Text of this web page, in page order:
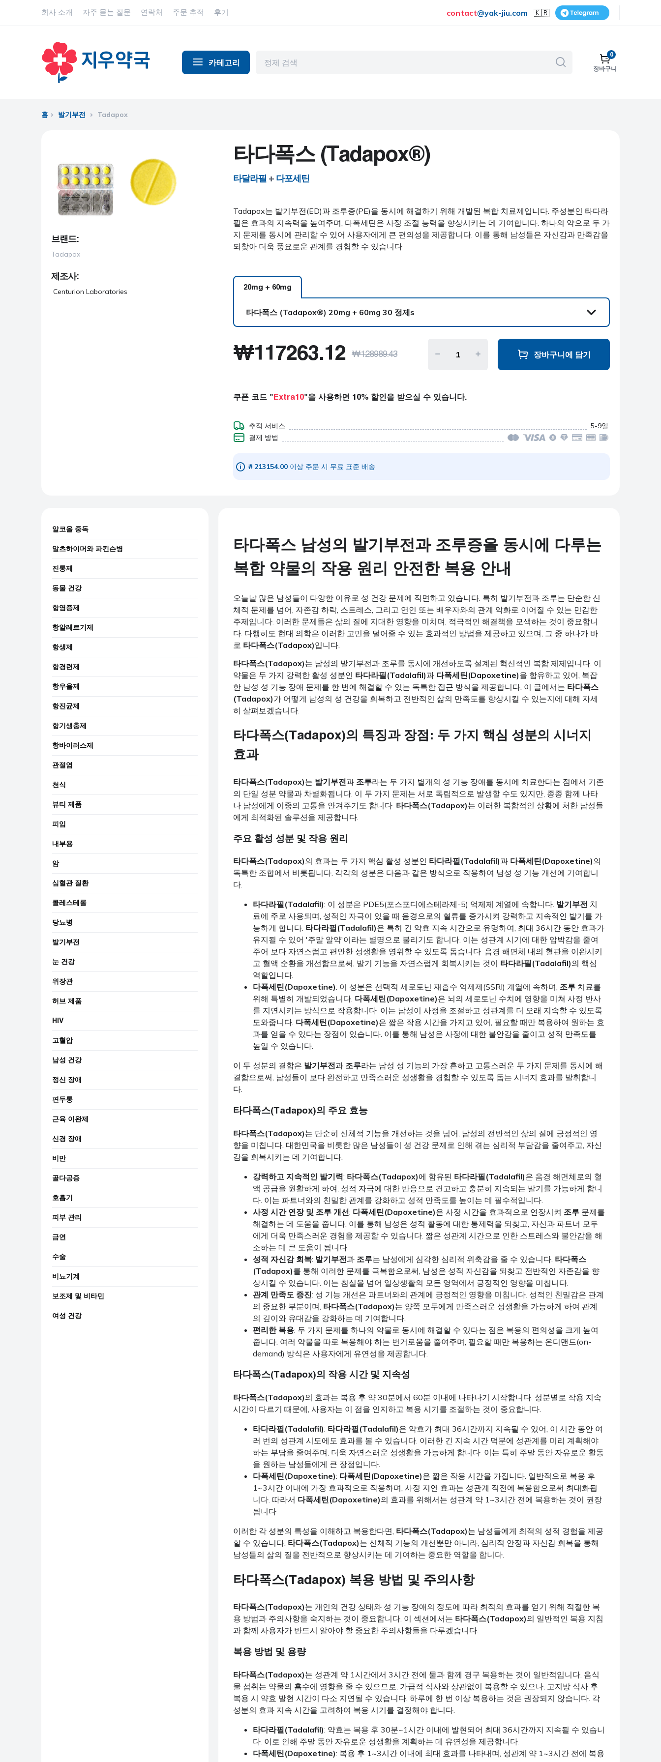
회사 소개 자주 묻는 질문 연락처 주문 추적 후기 contact@yak-jiu.com 🇰🇷
카테고리
피임
내부용
심혈관 질환
콜레스테롤
당뇨병
고혈압
편두통
근육 이완제
신경 장애
여성 건강
0
장바구니
홈 발기부전 Tadapox
브랜드:
Tadapox
제조사:
Centurion Laboratories
타다폭스 (Tadapox®)
타달라필 + 다포세틴
Tadapox는 발기부전(ED)과 조루증(PE)을 동시에 해결하기 위해 개발된 복합 치료제입니다. 주성분인 타다라
필은 효과의 지속력을 높여주며, 다폭세틴은 사정 조절 능력을 향상시키는 데 기여합니다. 하나의 약으로 두 가
지 문제를 동시에 관리할 수 있어 사용자에게 큰 편의성을 제공합니다. 이를 통해 남성들은 자신감과 만족감을
되찾아 더욱 풍요로운 관계를 경험할 수 있습니다.
20mg + 60mg
타다폭스 (Tadapox®) 20mg + 60mg 30 정제s
타다폭스 (Tadapox®)
₩117263.12 ₩128989.43 장바구니에 담기
쿠폰 코드 " Extra10"을 사용하면 10% 할인을 받으실 수 있습니다.
추적 서비스
5-9일
결제 방법
₩ 213154.00 이상 주문 시 무료 표준 배송
알코올 중독
알츠하이머와 파킨슨병
진통제
동물 건강
항염증제
항알레르기제
항생제
항경련제
항우울제
항진균제
항기생충제
항바이러스제
관절염
천식
뷰티 제품
피임
내부용
암
심혈관 질환
콜레스테롤
당뇨병
발기부전
눈 건강
위장관
허브 제품
HIV
고혈압
남성 건강
정신 장애
편두통
근육 이완제
신경 장애
비만
골다공증
호흡기
피부 관리
금연
수술
비뇨기계
보조제 및 비타민
여성 건강
타다폭스 남성의 발기부전과 조루증을 동시에 다루는
복합 약물의 작용 원리 안전한 복용 안내
오늘날 많은 남성들이 다양한 이유로 성 건강 문제에 직면하고 있습니다. 특히 발기부전과 조루는 단순한 신
체적 문제를 넘어, 자존감 하락, 스트레스, 그리고 연인 또는 배우자와의 관계 악화로 이어질 수 있는 민감한
주제입니다. 이러한 문제들은 삶의 질에 지대한 영향을 미치며, 적극적인 해결책을 모색하는 것이 중요합니
다. 다행히도 현대 의학은 이러한 고민을 덜어줄 수 있는 효과적인 방법을 제공하고 있으며, 그 중 하나가 바
로 타다폭스(Tadapox)입니다.
타다폭스(Tadapox)는 남성의 발기부전과 조루를 동시에 개선하도록 설계된 혁신적인 복합 제제입니다. 이
약물은 두 가지 강력한 활성 성분인 타다라필(Tadalafil)과 다폭세틴(Dapoxetine)을 함유하고 있어, 복잡
한 남성 성 기능 장애 문제를 한 번에 해결할 수 있는 독특한 접근 방식을 제공합니다. 이 글에서는 타다폭스
(Tadapox)가 어떻게 남성의 성 건강을 회복하고 전반적인 삶의 만족도를 향상시킬 수 있는지에 대해 자세
히 살펴보겠습니다.
타다폭스(Tadapox)의 특징과 장점: 두 가지 핵심 성분의 시너지
효과
타다폭스(Tadapox)는 발기부전과 조루라는 두 가지 별개의 성 기능 장애를 동시에 치료한다는 점에서 기존
의 단일 성분 약물과 차별화됩니다. 이 두 가지 문제는 서로 독립적으로 발생할 수도 있지만, 종종 함께 나타
나 남성에게 이중의 고통을 안겨주기도 합니다. 타다폭스(Tadapox)는 이러한 복합적인 상황에 처한 남성들
에게 최적화된 솔루션을 제공합니다.
주요 활성 성분 및 작용 원리
타다폭스(Tadapox)의 효과는 두 가지 핵심 활성 성분인 타다라필(Tadalafil)과 다폭세틴(Dapoxetine)의
독특한 조합에서 비롯됩니다. 각각의 성분은 다음과 같은 방식으로 작용하여 남성 성 기능 개선에 기여합니
다.
타다라필(Tadalafil): 이 성분은 PDE5(포스포디에스테라제-5) 억제제 계열에 속합니다. 발기부전 치
료에 주로 사용되며, 성적인 자극이 있을 때 음경으로의 혈류를 증가시켜 강력하고 지속적인 발기를 가
능하게 합니다. 타다라필(Tadalafil)은 특히 긴 약효 지속 시간으로 유명하여, 최대 36시간 동안 효과가
유지될 수 있어 '주말 알약'이라는 별명으로 불리기도 합니다. 이는 성관계 시기에 대한 압박감을 줄여
주어 보다 자연스럽고 편안한 성생활을 영위할 수 있도록 돕습니다. 음경 해면체 내의 혈관을 이완시키
고 혈액 순환을 개선함으로써, 발기 기능을 자연스럽게 회복시키는 것이 타다라필(Tadalafil)의 핵심
역할입니다.
다폭세틴(Dapoxetine): 이 성분은 선택적 세로토닌 재흡수 억제제(SSRI) 계열에 속하며, 조루 치료를
위해 특별히 개발되었습니다. 다폭세틴(Dapoxetine)은 뇌의 세로토닌 수치에 영향을 미쳐 사정 반사
를 지연시키는 방식으로 작용합니다. 이는 남성이 사정을 조절하고 성관계를 더 오래 지속할 수 있도록
도와줍니다. 다폭세틴(Dapoxetine)은 짧은 작용 시간을 가지고 있어, 필요할 때만 복용하여 원하는 효
과를 얻을 수 있다는 장점이 있습니다. 이를 통해 남성은 사정에 대한 불안감을 줄이고 성적 만족도를
높일 수 있습니다.
이 두 성분의 결합은 발기부전과 조루라는 남성 성 기능의 가장 흔하고 고통스러운 두 가지 문제를 동시에 해
결함으로써, 남성들이 보다 완전하고 만족스러운 성생활을 경험할 수 있도록 돕는 시너지 효과를 발휘합니
다.
타다폭스(Tadapox)의 주요 효능
타다폭스(Tadapox)는 단순히 신체적 기능을 개선하는 것을 넘어, 남성의 전반적인 삶의 질에 긍정적인 영
향을 미칩니다. 대한민국을 비롯한 많은 남성들이 성 건강 문제로 인해 겪는 심리적 부담감을 줄여주고, 자신
감을 회복시키는 데 기여합니다.
강력하고 지속적인 발기력: 타다폭스(Tadapox)에 함유된 타다라필(Tadalafil)은 음경 해면체로의 혈
액 공급을 원활하게 하여, 성적 자극에 대한 반응으로 견고하고 충분히 지속되는 발기를 가능하게 합니
다. 이는 파트너와의 친밀한 관계를 강화하고 성적 만족도를 높이는 데 필수적입니다.
사정 시간 연장 및 조루 개선: 다폭세틴(Dapoxetine)은 사정 시간을 효과적으로 연장시켜 조루 문제를
해결하는 데 도움을 줍니다. 이를 통해 남성은 성적 활동에 대한 통제력을 되찾고, 자신과 파트너 모두
에게 더욱 만족스러운 경험을 제공할 수 있습니다. 짧은 성관계 시간으로 인한 스트레스와 불안감을 해
소하는 데 큰 도움이 됩니다.
성적 자신감 회복: 발기부전과 조루는 남성에게 심각한 심리적 위축감을 줄 수 있습니다. 타다폭스
(Tadapox)를 통해 이러한 문제를 극복함으로써, 남성은 성적 자신감을 되찾고 전반적인 자존감을 향
상시킬 수 있습니다. 이는 침실을 넘어 일상생활의 모든 영역에서 긍정적인 영향을 미칩니다.
관계 만족도 증진: 성 기능 개선은 파트너와의 관계에 긍정적인 영향을 미칩니다. 성적인 친밀감은 관계
의 중요한 부분이며, 타다폭스(Tadapox)는 양쪽 모두에게 만족스러운 성생활을 가능하게 하여 관계
의 깊이와 유대감을 강화하는 데 기여합니다.
편리한 복용: 두 가지 문제를 하나의 약물로 동시에 해결할 수 있다는 점은 복용의 편의성을 크게 높여
줍니다. 여러 약물을 따로 복용해야 하는 번거로움을 줄여주며, 필요할 때만 복용하는 온디맨드(on-
demand) 방식은 사용자에게 유연성을 제공합니다.
타다폭스(Tadapox)의 작용 시간 및 지속성
타다폭스(Tadapox)의 효과는 복용 후 약 30분에서 60분 이내에 나타나기 시작합니다. 성분별로 작용 지속
시간이 다르기 때문에, 사용자는 이 점을 인지하고 복용 시기를 조절하는 것이 중요합니다.
타다라필(Tadalafil): 타다라필(Tadalafil)은 약효가 최대 36시간까지 지속될 수 있어, 이 시간 동안 여
러 번의 성관계 시도에도 효과를 볼 수 있습니다. 이러한 긴 지속 시간 덕분에 성관계를 미리 계획해야
하는 부담을 줄여주며, 더욱 자연스러운 성생활을 가능하게 합니다. 이는 특히 주말 동안 자유로운 활동
을 원하는 남성들에게 큰 장점입니다.
다폭세틴(Dapoxetine): 다폭세틴(Dapoxetine)은 짧은 작용 시간을 가집니다. 일반적으로 복용 후
1~3시간 이내에 가장 효과적으로 작용하며, 사정 지연 효과는 성관계 직전에 복용함으로써 최대화됩
니다. 따라서 다폭세틴(Dapoxetine)의 효과를 위해서는 성관계 약 1~3시간 전에 복용하는 것이 권장
됩니다.
이러한 각 성분의 특성을 이해하고 복용한다면, 타다폭스(Tadapox)는 남성들에게 최적의 성적 경험을 제공
할 수 있습니다. 타다폭스(Tadapox)는 신체적 기능의 개선뿐만 아니라, 심리적 안정과 자신감 회복을 통해
남성들의 삶의 질을 전반적으로 향상시키는 데 기여하는 중요한 역할을 합니다.
타다폭스(Tadapox) 복용 방법 및 주의사항
타다폭스(Tadapox)는 개인의 건강 상태와 성 기능 장애의 정도에 따라 최적의 효과를 얻기 위해 적절한 복
용 방법과 주의사항을 숙지하는 것이 중요합니다. 이 섹션에서는 타다폭스(Tadapox)의 일반적인 복용 지침
과 함께 사용자가 반드시 알아야 할 중요한 주의사항들을 다루겠습니다.
복용 방법 및 용량
타다폭스(Tadapox)는 성관계 약 1시간에서 3시간 전에 물과 함께 경구 복용하는 것이 일반적입니다. 음식
물 섭취는 약물의 흡수에 영향을 줄 수 있으므로, 가급적 식사와 상관없이 복용할 수 있으나, 고지방 식사 후
복용 시 약효 발현 시간이 다소 지연될 수 있습니다. 하루에 한 번 이상 복용하는 것은 권장되지 않습니다. 각
성분의 효과 지속 시간을 고려하여 복용 시기를 결정해야 합니다.
타다라필(Tadalafil): 약효는 복용 후 30분~1시간 이내에 발현되어 최대 36시간까지 지속될 수 있습니
다. 이로 인해 주말 동안 자유로운 성생활을 계획하는 데 유연성을 제공합니다.
다폭세틴(Dapoxetine): 복용 후 1~3시간 이내에 최대 효과를 나타내며, 성관계 약 1~3시간 전에 복용